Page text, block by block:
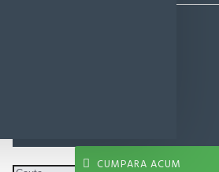
CUMPARA ACUM